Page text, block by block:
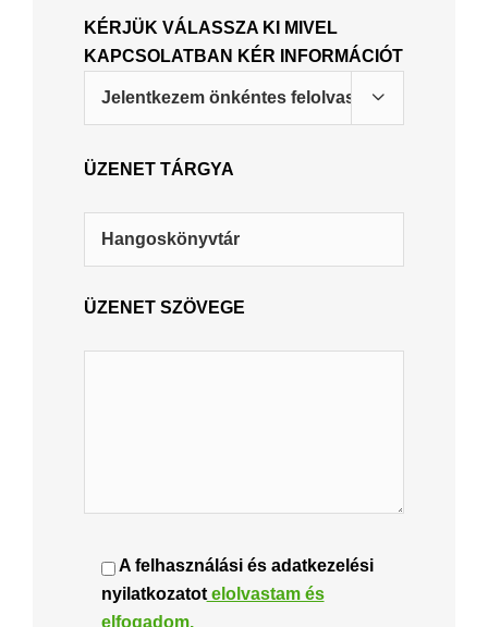
KÉRJÜK VÁLASSZA KI MIVEL
KAPCSOLATBAN KÉR INFORMÁCIÓT

ÜZENET TÁRGYA
ÜZENET SZÖVEGE
A felhasználási és adatkezelési
nyilatkozatotelolvastam és
elfogadom.